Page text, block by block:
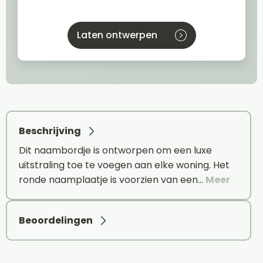
Laten ontwerpen
Beschrijving
Dit naambordje is ontworpen om een luxe
uitstraling toe te voegen aan elke woning. Het
ronde naamplaatje is voorzien van een… Meer
Beoordelingen